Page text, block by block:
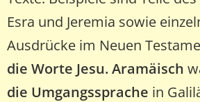
Esra und Jeremia sowie
Ausdrücke im Neuen
die Worte Jesu.Aramäisch
die Umgangssprache in